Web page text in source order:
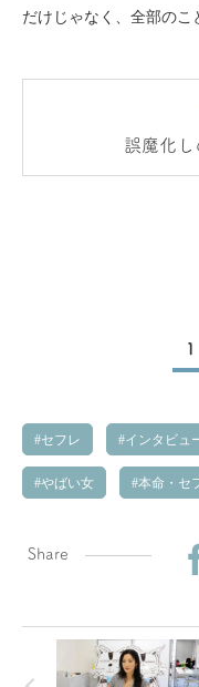
だけじゃなく、全部のこ
誤魔化し
1
セフレ インタビュ
やばい女 本命・セ
Share